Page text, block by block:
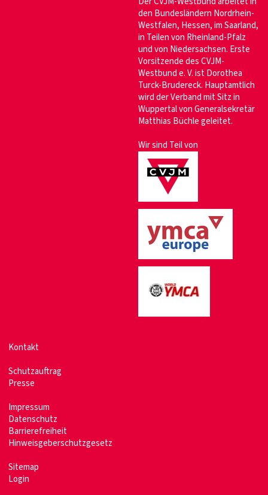
den Bundesländern Nordrhein-
Westfalen, Hessen, im Saarland,
in Teilen von Rheinland-Pfalz
und von Niedersachsen. Erste
Vorsitzende des CVJM-
Westbund e. V. ist Dorothea
Turck-Brudereck. Hauptamtlich
wird der Verband mit Sitz in
Wuppertal von Generalsekretär
Matthias Büchle geleitet.
Wir sind Teil von
Kontakt
Schutzauftrag
Presse
Impressum
Datenschutz
Barrierefreiheit
Hinweisgeberschutzgesetz
Sitemap
Login